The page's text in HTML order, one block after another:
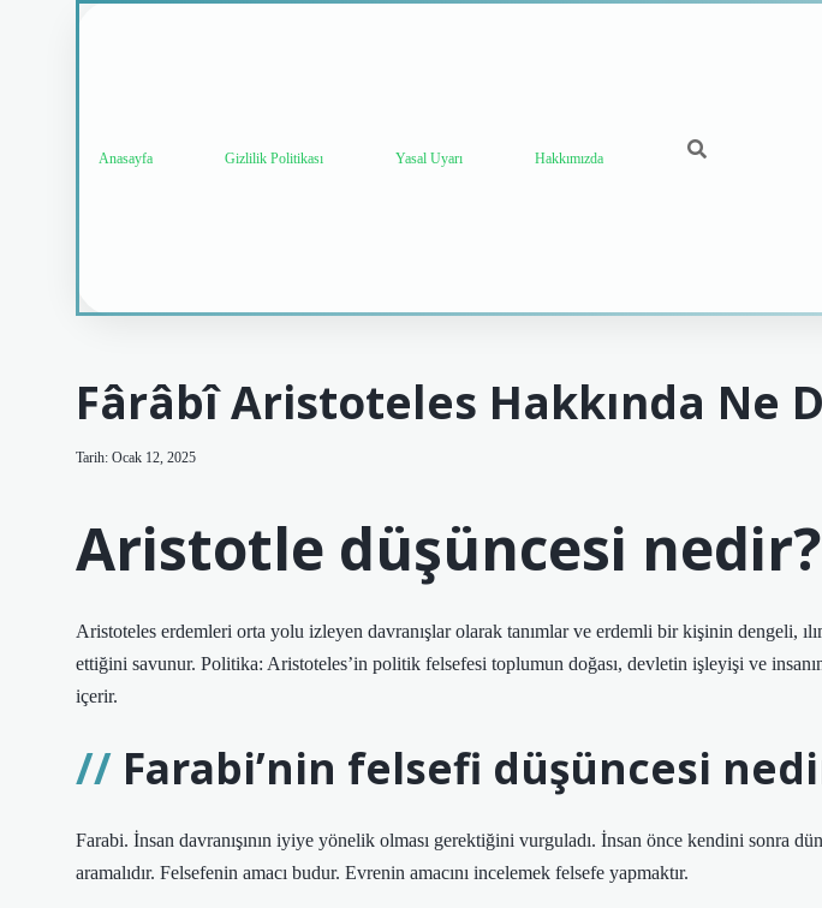
Anasayfa Gizlilik Politikası Yasal Uyarı Hakkımızda
Fârâbî Aristoteles Hakkında Ne
Tarih: Ocak 12, 2025
Aristotle düşüncesi nedir?
Aristoteles erdemleri orta yolu izleyen davranışlar olarak tanımlar ve erdemli bir kişinin dengeli,
ettiğini savunur. Politika: Aristoteles’in politik felsefesi toplumun doğası, devletin işleyişi ve
içerir.
Farabi’nin felsefi düşüncesi
Farabi. İnsan davranışının iyiye yönelik olması gerektiğini vurguladı. İnsan önce kendini sonra
aramalıdır. Felsefenin amacı budur. Evrenin amacını incelemek felsefe yapmaktır.